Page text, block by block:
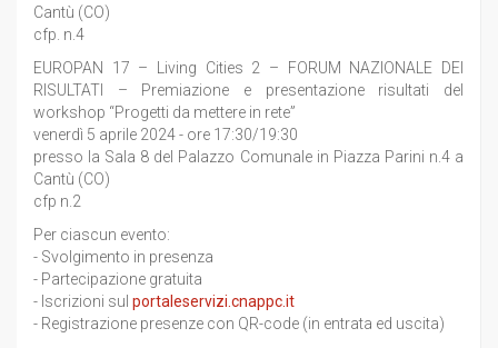
Cantù (CO)
cfp. n.4
EUROPAN 17 – Living Cities 2 – FORUM NAZIONALE DEI
RISULTATI – Premiazione e presentazione risultati del
workshop “Progetti da mettere in rete”
venerdì 5 aprile 2024 - ore 17:30/19:30
presso la Sala 8 del Palazzo Comunale in Piazza Parini n.4 a
Cantù (CO)
cfp n.2
Per ciascun evento:
- Svolgimento in presenza
- Partecipazione gratuita
- Iscrizioni sul portaleservizi.cnappc.it
- Registrazione presenze con QR-code (in entrata ed uscita)